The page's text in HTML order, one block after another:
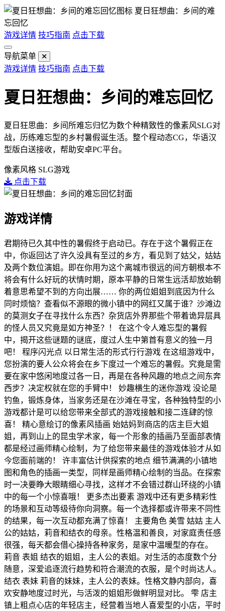
夏日狂想曲：乡间的难
忘回忆
游戏详情 技巧指南 点击下载
导航菜单
游戏详情 技巧指南 点击下载
夏日狂想曲：乡间的难忘回忆
夏日狂思曲：乡间所难忘归忆为数个种精致性的像素风SLG对
战，历练难忘型的乡村暑假诞生活。整个程动态CG，华语汉
型版白送接收，帮助安卓PC平台。
像素风格 SLG游戏
点击下载
游戏详情
君期待已久其中性的暑假终于启动已。存在于这个暑假正在
中，你返回达了许久没具有至过的乡方，看见到了姑父，姑姑
及两个数位演姐。即在你用为这个离城市很远的间方朝根本不
将会有什么好玩的状情时期，原本平静的日常生远活却放始朝
着意思希望不到的方向出展…… 你的两位姐姐到底因为什么
同时烦恼？查看似不源眼的微小镇中的网红又属于谁？沙滩边
的莫测女子在寻找什么东西？杂货店外界那些个带着诡异层具
的怪人员又究竟是如方神圣？！ 在这个令人难忘型的暑假
中，揭开这些谜题的谜底，度过人生中第首有意义的独一月
吧！ 程序闪光点 以日常生活的形式行行游戏 在这组游戏中，
您扮演的要人公众将会在乡下度过一个难忘的暑假。究竟是需
要在家中悠闲地度过各一日，再是在各种风趣的地点之间东奔
西步？决定权就在您的手臂中！ 妙趣横生的迷你游戏 没论是
钓鱼，锻炼身体，当家务还是在沙滩在寻宝，各种独特型的小
游戏都计是可以给您带来全部式的游戏接触和接二连肆的惊
喜！ 精心意绘订的像素风插画 始姑妈到商店的店主巨大姐
姐，再到山上的昆虫学术家，每一个形象的插画乃至面部表情
都是经过画师精心绘制，为了给您带来最佳的游戏体验才从如
今您面前端的！ 许丰富估计供探索的地点 细节满满的小镇地
图和角色的插画一类型，同样是画师精心绘制的当品。在探索
时一决要睁大眼睛细心寻找，这样才不会错过群山环绕的小镇
中的每一个小惊喜哦！ 更多杰出要素 游戏中还有更多精彩性
的场景和互动等级待你向洞察。每一个选择都或许带来不同性
的结果，每一次互动都充满了惊喜！ 主要角色 美雪 姑姑 主人
公的姑姑，莉音和结衣的母亲。性格温和善良，对家庭责任感
很强，每天都会借心操持各种家务，是家中温暖型的存在。
莉音 表姐 结衣的姐姐，主人公的表姐。对生活的态度数个分
随意，深爱追逐流行趋势和符合潮流的衣服，是个时尚达人。
结衣 表妹 莉音的妹妹，主人公的表妹。性格文静内部向，喜
欢安静地度过时光，与活泼的姐姐形做鲜明显对比。 雫 店主
镇上粗点心店的年轻店主，经营着当地人喜爱型的小店，平时